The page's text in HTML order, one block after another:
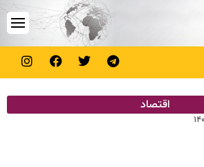
اقتصاد